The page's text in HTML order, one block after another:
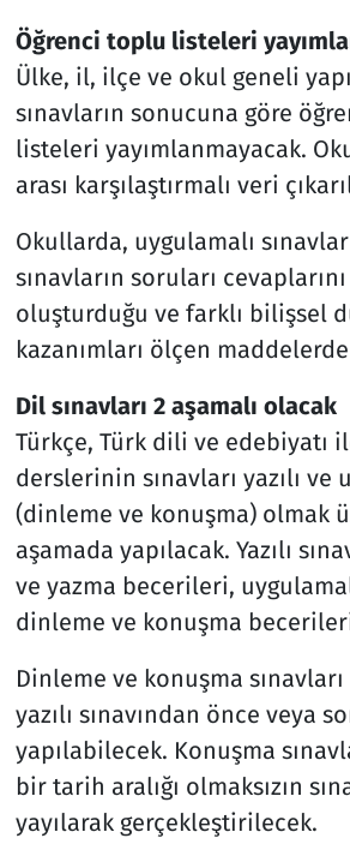
Öğrenci toplu listeleri
Ülke, il, ilçe ve okul geneli
sınavların sonucuna göre
listeleri yayımlanmayacak.
arası karşılaştırmalı veri
Okullarda, uygulamalı
sınavların soruları
oluşturduğu ve farklı bilişsel
kazanımları ölçen
Dil sınavları 2 aşamalı olacak
Türkçe, Türk dili ve edebiyatı
derslerinin sınavları yazılı ve
(dinleme ve konuşma) olmak
aşamada yapılacak. Yazılı
ve yazma becerileri,
dinleme ve konuşma
Dinleme ve konuşma
yazılı sınavından önce veya
yapılabilecek. Konuşma
bir tarih aralığı olmaksızın
yayılarak gerçekleştirilecek.